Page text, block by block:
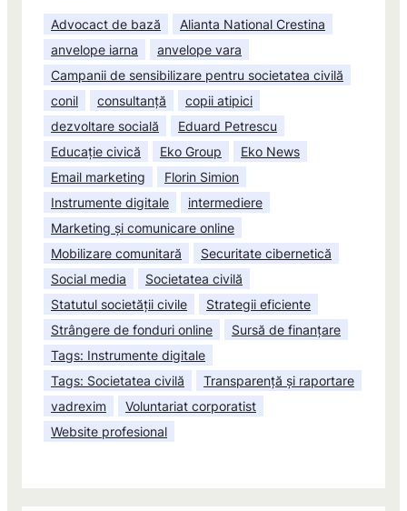
Advocact de bază
Alianta National Crestina
anvelope iarna
anvelope vara
Campanii de sensibilizare pentru societatea civilă
conil
consultanță
copii atipici
dezvoltare socială
Eduard Petrescu
Educație civică
Eko Group
Eko News
Email marketing
Florin Simion
Instrumente digitale
intermediere
Marketing și comunicare online
Mobilizare comunitară
Securitate cibernetică
Social media
Societatea civilă
Statutul societății civile
Strategii eficiente
Strângere de fonduri online
Sursă de finanțare
Tags: Instrumente digitale
Tags: Societatea civilă
Transparență și raportare
vadrexim
Voluntariat corporatist
Website profesional